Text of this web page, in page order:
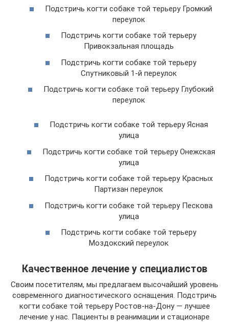
Подстричь когти собаке той терьеру Громкий
переулок
Подстричь когти собаке той терьеру
Привокзальная площадь
Подстричь когти собаке той терьеру
Спутниковый 1-й переулок
Подстричь когти собаке той терьеру Глубокий
переулок
Подстричь когти собаке той терьеру Ясная
улица
Подстричь когти собаке той терьеру Онежская
улица
Подстричь когти собаке той терьеру Красных
Партизан переулок
Подстричь когти собаке той терьеру Пескова
улица
Подстричь когти собаке той терьеру
Моздокский переулок
Качественное лечение у специалистов
Своим посетителям, мы предлагаем высочайший уровень
современного диагностического оснащения. Подстричь
когти собаке той терьеру Ростов-на-Дону — лучшее
лечение у нас. Пациенты в реанимации и стационаре